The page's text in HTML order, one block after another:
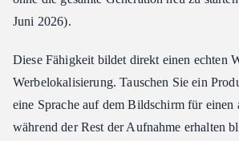
Juni 2026).
Diese Fähigkeit bildet direkt einen echten
Werbelokalisierung. Tauschen Sie ein
eine Sprache auf dem Bildschirm für einen
während der Rest der Aufnahme erhalten